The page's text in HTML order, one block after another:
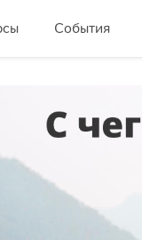
События